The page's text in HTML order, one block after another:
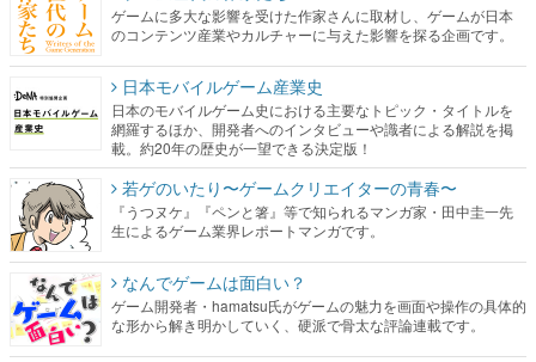
ゲームに多大な影響を受けた作家さんに取材し、ゲームが日本
のコンテンツ産業やカルチャーに与えた影響を探る企画です。
日本モバイルゲーム産業史
日本のモバイルゲーム史における主要なトピック・タイトルを
網羅するほか、開発者へのインタビューや識者による解説を掲
載。約20年の歴史が一望できる決定版！
若ゲのいたり〜ゲームクリエイターの青春〜
『うつヌケ』『ペンと箸』等で知られるマンガ家・田中圭一先
生によるゲーム業界レポートマンガです。
なんでゲームは面白い？
ゲーム開発者・hamatsu氏がゲームの魅力を画面や操作の具体的
な形から解き明かしていく、硬派で骨太な評論連載です。